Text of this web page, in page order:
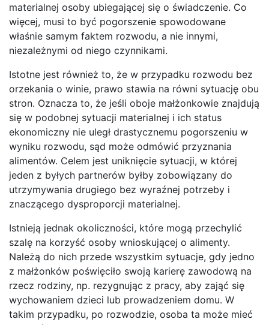
materialnej osoby ubiegającej się o świadczenie. Co
więcej, musi to być pogorszenie spowodowane
właśnie samym faktem rozwodu, a nie innymi,
niezależnymi od niego czynnikami.
Istotne jest również to, że w przypadku rozwodu bez
orzekania o winie, prawo stawia na równi sytuację obu
stron. Oznacza to, że jeśli oboje małżonkowie znajdują
się w podobnej sytuacji materialnej i ich status
ekonomiczny nie uległ drastycznemu pogorszeniu w
wyniku rozwodu, sąd może odmówić przyznania
alimentów. Celem jest uniknięcie sytuacji, w której
jeden z byłych partnerów byłby zobowiązany do
utrzymywania drugiego bez wyraźnej potrzeby i
znaczącego dysproporcji materialnej.
Istnieją jednak okoliczności, które mogą przechylić
szalę na korzyść osoby wnioskującej o alimenty.
Należą do nich przede wszystkim sytuacje, gdy jedno
z małżonków poświęciło swoją karierę zawodową na
rzecz rodziny, np. rezygnując z pracy, aby zająć się
wychowaniem dzieci lub prowadzeniem domu. W
takim przypadku, po rozwodzie, osoba ta może mieć